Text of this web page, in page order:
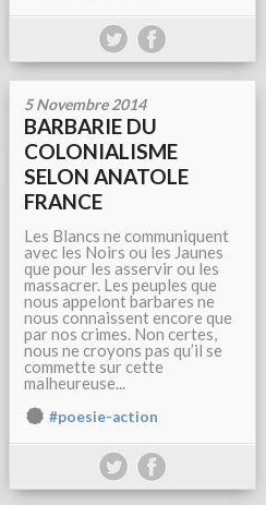
5 Novembre 2014
BARBARIE DU
COLONIALISME
SELON ANATOLE
FRANCE
Les Blancs ne communiquent
avec les Noirs ou les Jaunes
que pour les asservir ou les
massacrer. Les peuples que
nous appelont barbares ne
nous connaissent encore que
par nos crimes. Non certes,
nous ne croyons pas qu’il se
commette sur cette
malheureuse...
#poesie-action